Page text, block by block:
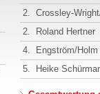
2. Crossley-
2.
Roland Hertner
4.
Engström/Holm
5.
Heike